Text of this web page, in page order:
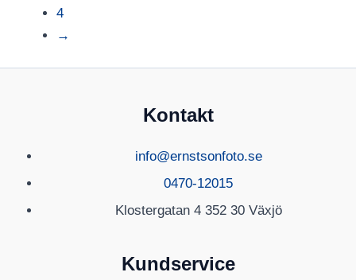
4
→
Kontakt
info@ernstsonfoto.se
0470-12015
Klostergatan 4 352 30 Växjö
Kundservice